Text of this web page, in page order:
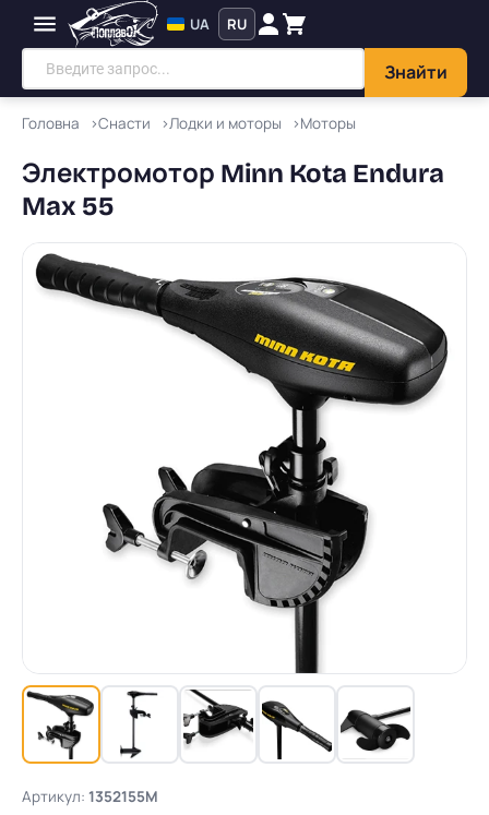
Знайти
UA RU
Головна Снасти Лодки и моторы Моторы
Электромотор Minn Kota Endura
Max 55
Артикул: 1352155M